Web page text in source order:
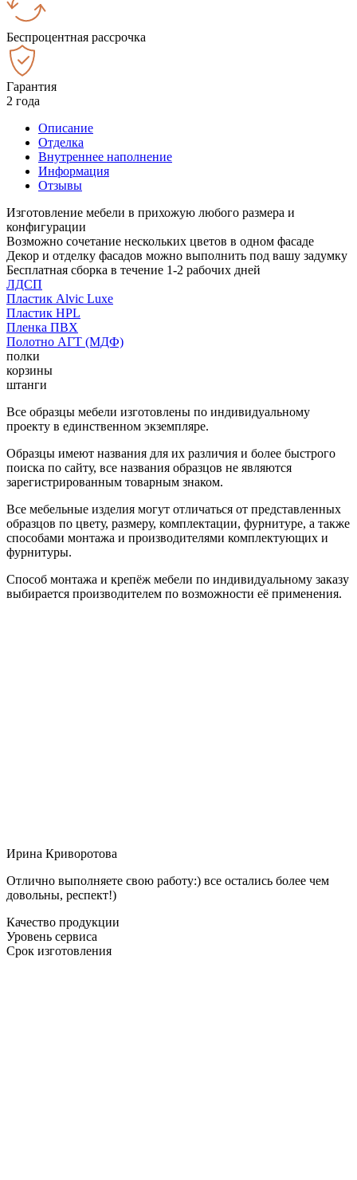
Беспроцентная рассрочка
Гарантия
2 года
Описание
Отделка
Внутреннее наполнение
Информация
Отзывы
Изготовление мебели в прихожую любого размера и
конфигурации
Возможно сочетание нескольких цветов в одном фасаде
Декор и отделку фасадов можно выполнить под вашу задумку
Бесплатная сборка в течение 1-2 рабочих дней
ЛДСП
Пластик Alvic Luxe
Пластик HPL
Пленка ПВХ
Полотно АГТ (МДФ)
полки
корзины
штанги
Все образцы мебели изготовлены по индивидуальному
проекту в единственном экземпляре.
Образцы имеют названия для их различия и более быстрого
поиска по сайту, все названия образцов не являются
зарегистрированным товарным знаком.
Все мебельные изделия могут отличаться от представленных
образцов по цвету, размеру, комплектации, фурнитуре, а также
способами монтажа и производителями комплектующих и
фурнитуры.
Способ монтажа и крепёж мебели по индивидуальному заказу
выбирается производителем по возможности её применения.
Ирина Криворотова
Отлично выполняете свою работу:) все остались более чем
довольны, респект!)
Качество продукции
Уровень сервиса
Срок изготовления